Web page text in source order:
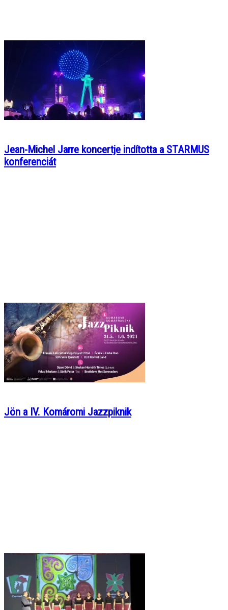
Jean-Michel Jarre koncertje indította a STARMUS
konferenciát
Jön a IV. Komáromi Jazzpiknik